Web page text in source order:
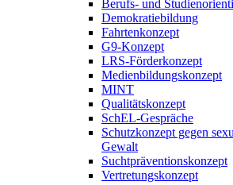
Berufs- und
Demokratiebildung
Fahrtenkonzept
G9-Konzept
LRS-Förderkonzept
Medienbildungskonzept
MINT
Qualitätskonzept
SchEL-Gespräche
Schutzkonzept gegen
Gewalt
Suchtpräventionskonzept
Vertretungskonzept